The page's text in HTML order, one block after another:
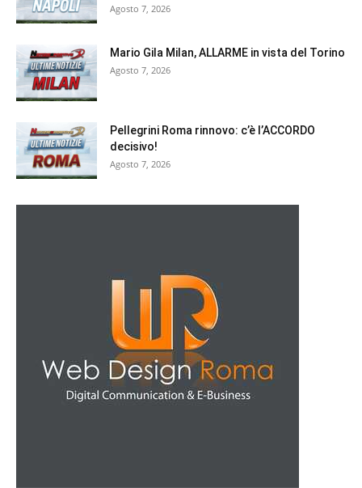
Agosto 7, 2026
Mario Gila Milan, ALLARME in vista del Torino
Agosto 7, 2026
Pellegrini Roma rinnovo: c’è l’ACCORDO
decisivo!
Agosto 7, 2026